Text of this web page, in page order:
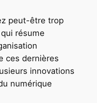
peut-être trop
résume
ces dernières
innovations
numérique